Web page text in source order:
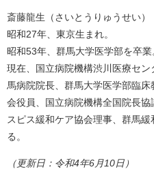
斎藤龍生（さいとうりゅうせい）
昭和27年、東京生まれ。
昭和53年、群馬大学医学部を卒業
現在、国立病院機構渋川医療セ
馬病院院長、群馬大学医学部臨
会役員、国立病院機構全国院長
スピス緩和ケア協会理事、群馬
る。
（更新日：令和4年6月10日）